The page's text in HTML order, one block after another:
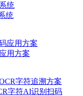
统
统
应用方案
用方案
字符追溯方案
字符AI识别扫码